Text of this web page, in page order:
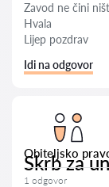
Zavod ne čini
Hvala
Lijep pozdrav
Idi na odgovor
Obiteljsko
Skrb za
1 odgovor